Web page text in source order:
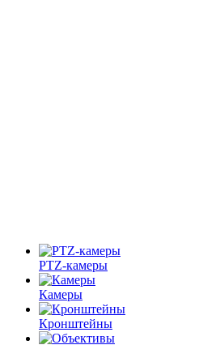
PTZ-камеры
Камеры
Кронштейны